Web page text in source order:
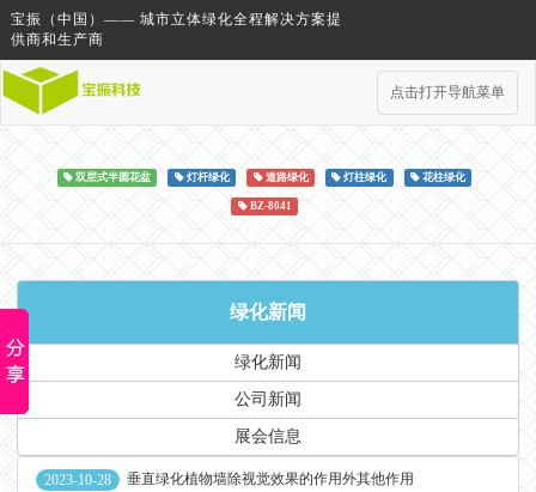
宝振（中国）—— 城市立体绿化全程解决方案提
供商和生产商
点击打开导航菜单
双层式半圆花盆 灯杆绿化 道路绿化 灯柱绿化 花柱绿化
BZ-8041
绿化新闻
绿化新闻
公司新闻
展会信息
2023-10-28 垂直绿化植物墙除视觉效果的作用外其他作用